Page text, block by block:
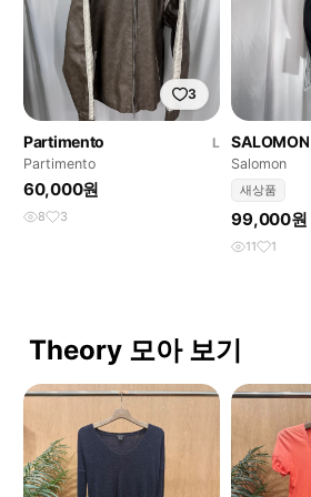
3
Partimento
L
Partimento
60,000원
8 3
SALOMON
Salomon
새상품
99,000원
11 1
Theory 모아 보기